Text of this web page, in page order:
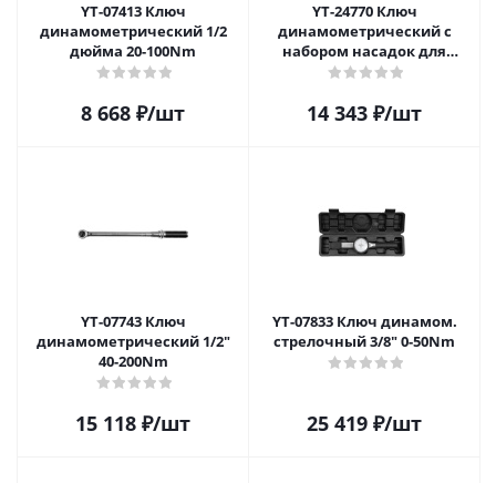
YT-07413 Ключ
динамометрический 1/2
дюйма 20-100Nm
8 668 ₽/шт
YT-24770 Ключ
динамометрический с
набором насадок для
кондиционеров, 7
14 343 ₽/шт
YT-07743 Ключ
динамометрический 1/2"
40-200Nm
15 118 ₽/шт
YT-07833 Ключ динамом.
стрелочный 3/8" 0-50Nm
25 419 ₽/шт